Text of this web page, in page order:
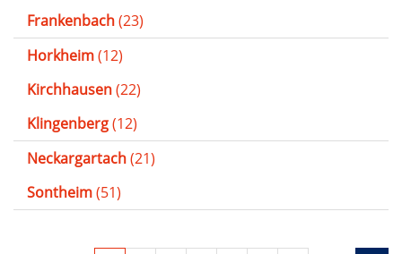
Frankenbach(23)
Horkheim(12)
Kirchhausen(22)
Klingenberg(12)
Neckargartach(21)
Sontheim(51)